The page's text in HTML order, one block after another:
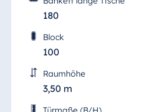
180
Block
100
Raumhöhe
3,50 m